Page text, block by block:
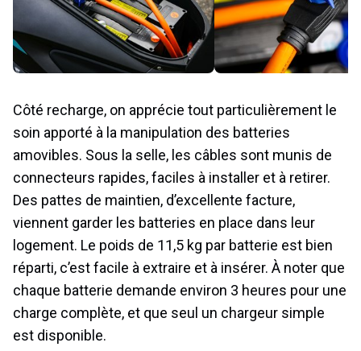
Côté recharge, on apprécie tout particulièrement le
soin apporté à la manipulation des batteries
amovibles. Sous la selle, les câbles sont munis de
connecteurs rapides, faciles à installer et à retirer.
Des pattes de maintien, d’excellente facture,
viennent garder les batteries en place dans leur
logement. Le poids de 11,5 kg par batterie est bien
réparti, c’est facile à extraire et à insérer. À noter que
chaque batterie demande environ 3 heures pour une
charge complète, et que seul un chargeur simple
est disponible.